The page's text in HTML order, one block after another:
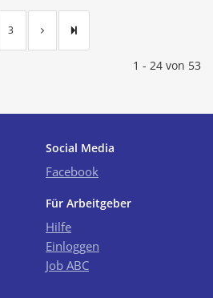
3
1 - 24 von 53
Social Media
Facebook
Für Arbeitgeber
Hilfe
Einloggen
Job ABC